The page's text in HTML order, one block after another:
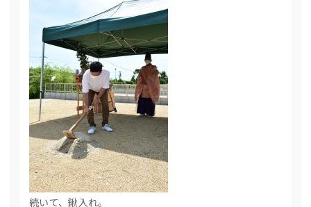
続いて、鍬入れ。